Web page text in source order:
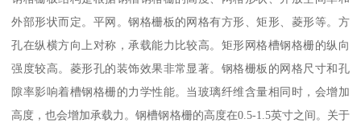
外部形状而定。平网。钢格栅板的网格有方形、矩形、菱形等。方
孔在纵横方向上对称，承载能力比较高。矩形网格槽钢格栅的纵向
强度较高。菱形孔的装饰效果非常显著。钢格栅板的网格尺寸和孔
隙率影响着槽钢格栅的力学性能。当玻璃纤维含量相同时，会增加
高度，也会增加承载力。钢槽钢格栅的高度在0.5-1.5英寸之间。关于